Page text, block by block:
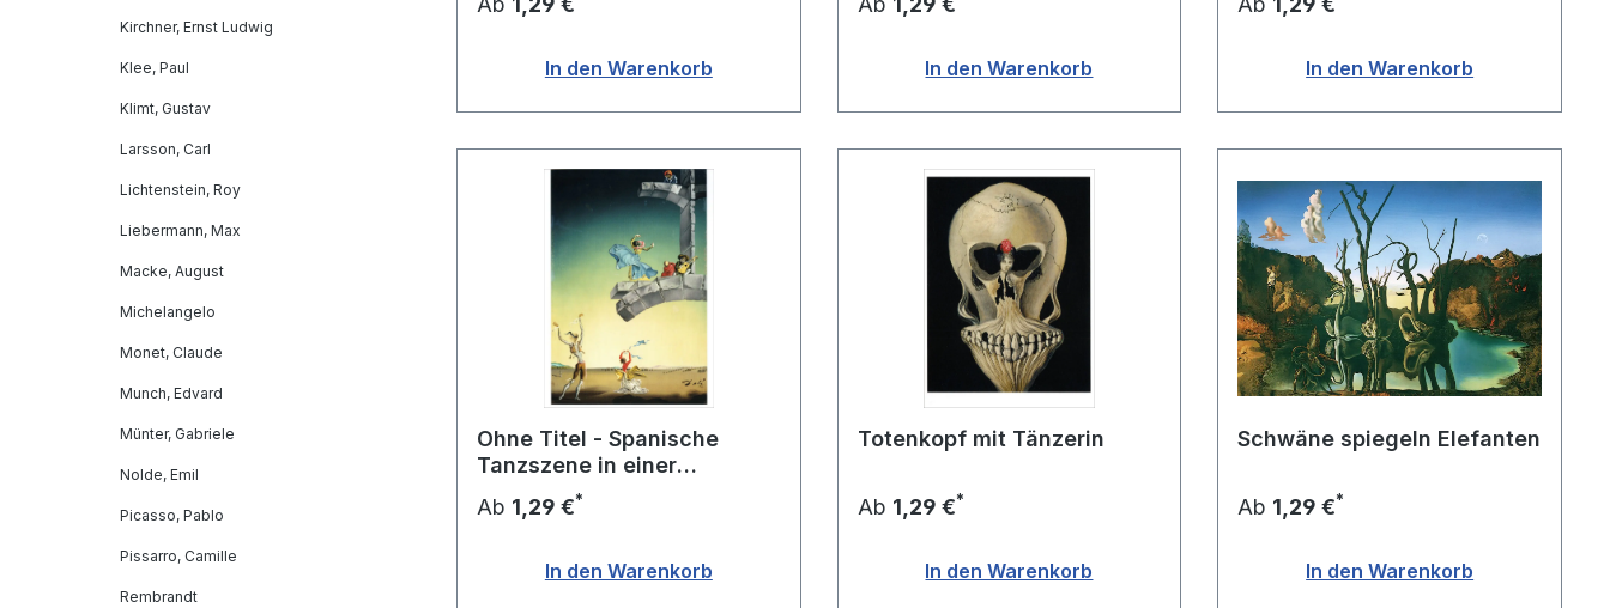
Kirchner, Ernst Ludwig
Klee, Paul
Klimt, Gustav
Larsson, Carl
Lichtenstein, Roy
Liebermann, Max
Macke, August
Michelangelo
Monet, Claude
Munch, Edvard
Münter, Gabriele
Nolde, Emil
Picasso, Pablo
Pissarro, Camille
Rembrandt
In den Warenkorb In den Warenkorb In den Warenkorb
Ohne Titel - Spanische
Tanzszene in einer
Landschaft
Ab 1,29 €*
In den Warenkorb
Totenkopf mit Tänzerin
Ab 1,29 €*
In den Warenkorb
Schwäne spiegeln Elefanten
Ab 1,29 €*
In den Warenkorb